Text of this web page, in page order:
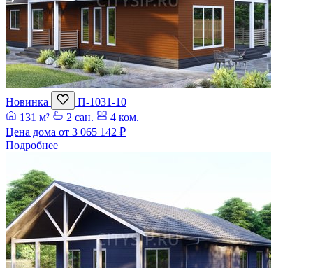
Новинка
П-1031-10
131 м²
2 сан.
4 ком.
Цена дома от 3 065 142 ₽
Подробнее